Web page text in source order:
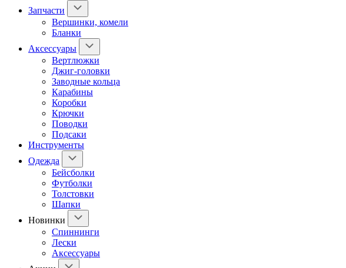
Запчасти
Вершинки, комели
Бланки
Аксессуары
Вертлюжки
Джиг-головки
Заводные кольца
Карабины
Коробки
Крючки
Поводки
Подсаки
Инструменты
Одежда
Бейсболки
Футболки
Толстовки
Шапки
Новинки
Спиннинги
Лески
Аксессуары